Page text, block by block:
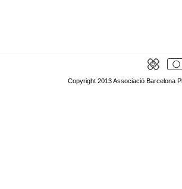
Copyright 2013 Associació Barcelona